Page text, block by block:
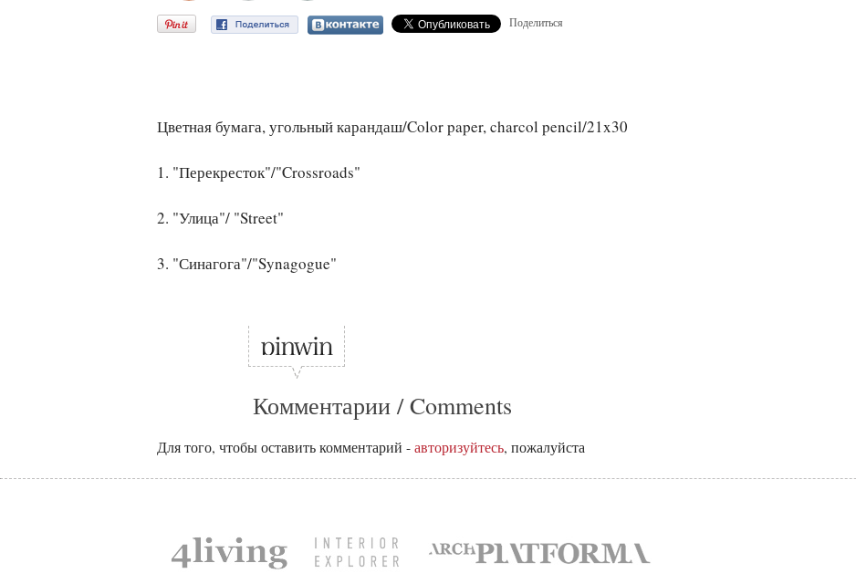
Поделиться
Цветная бумага, угольный карандаш/Color paper, charcol pencil/21x30
1. "Перекресток"/"Crossroads"
2. "Улица"/ "Street"
3. "Синагога"/"Synagogue"
Комментарии / Comments
Для того, чтобы оставить комментарий - авторизуйтесь, пожалуйста